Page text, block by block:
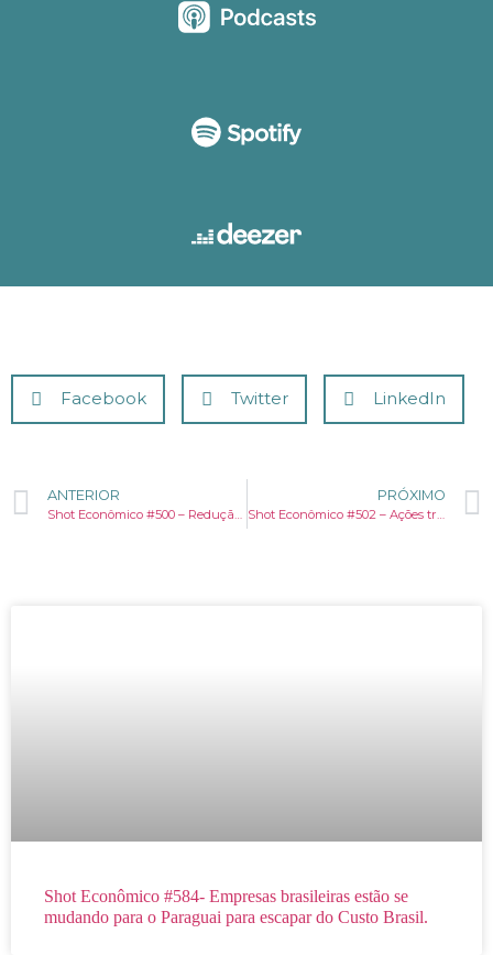
Facebook Twitter LinkedIn
ANTERIOR PRÓXIMO
Shot Econômico #584- Empresas brasileiras estão se
mudando para o Paraguai para escapar do Custo Brasil.